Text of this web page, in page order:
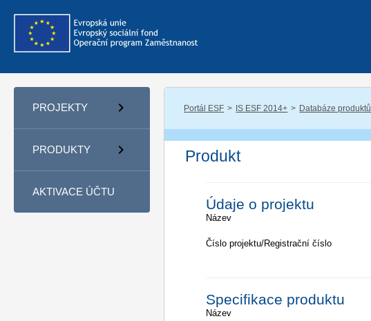
PROJEKTY
PRODUKTY
AKTIVACE ÚČTU
Portál ESF IS ESF 2014+ Databáze produktů
Produkt
Údaje o projektu
Název
Číslo projektu/Registrační číslo
Specifikace produktu
Název